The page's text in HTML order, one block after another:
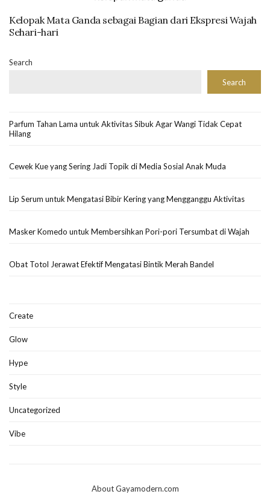
Kelopak Mata Ganda sebagai Bagian dari Ekspresi Wajah
Sehari-hari
Search
Search
Parfum Tahan Lama untuk Aktivitas Sibuk Agar Wangi Tidak Cepat
Hilang
Cewek Kue yang Sering Jadi Topik di Media Sosial Anak Muda
Lip Serum untuk Mengatasi Bibir Kering yang Mengganggu Aktivitas
Masker Komedo untuk Membersihkan Pori-pori Tersumbat di Wajah
Obat Totol Jerawat Efektif Mengatasi Bintik Merah Bandel
Create
Glow
Hype
Style
Uncategorized
Vibe
About Gayamodern.com